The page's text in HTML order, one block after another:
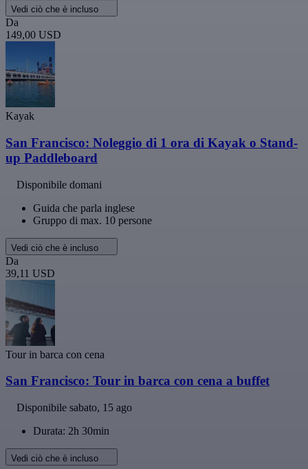
Vedi ciò che è incluso
Da
149,00 USD
Kayak
San Francisco: Noleggio di 1 ora di Kayak o Stand-
up Paddleboard
Disponibile domani
Guida che parla inglese
Gruppo di max. 10 persone
Vedi ciò che è incluso
Da
39,11 USD
Tour in barca con cena
San Francisco: Tour in barca con cena a buffet
Disponibile sabato, 15 ago
Durata: 2h 30min
Vedi ciò che è incluso